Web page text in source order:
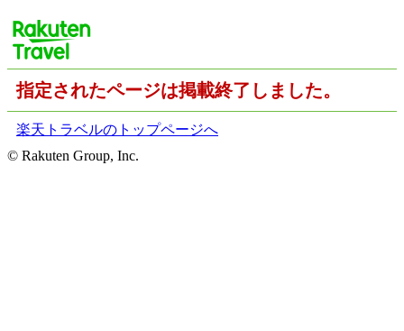
指定されたページは掲載終了しました。
楽天トラベルのトップページへ
© Rakuten Group, Inc.